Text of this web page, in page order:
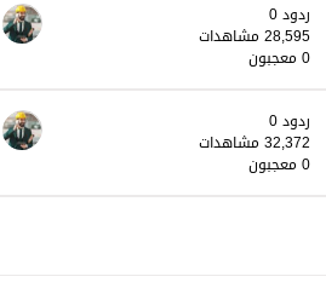
ردود 0
28,595 مشاهدات
0 معجبون
ردود 0
32,372 مشاهدات
0 معجبون